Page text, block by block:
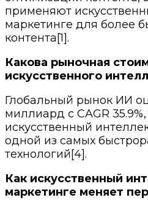
применяют
маркетинге для более
контента[1].
Какова рыночная
искусственного
Глобальный рынок ИИ
миллиард с CAGR
искусственный
одной из самых
технологий[4].
Как искусственный
маркетинге меняет